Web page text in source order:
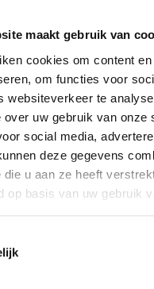
maakt gebruik van
cookies om content
om functies voor
websiteverkeer te
over uw gebruik van onze
social media,
deze gegevens
die u aan ze heeft
op basis van uw gebruik